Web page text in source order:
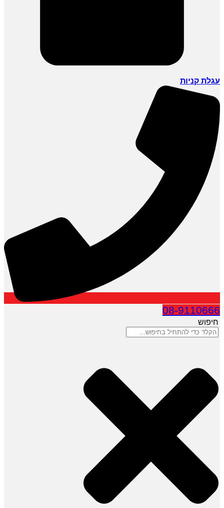
עגלת קניות
08-9110666
חיפוש